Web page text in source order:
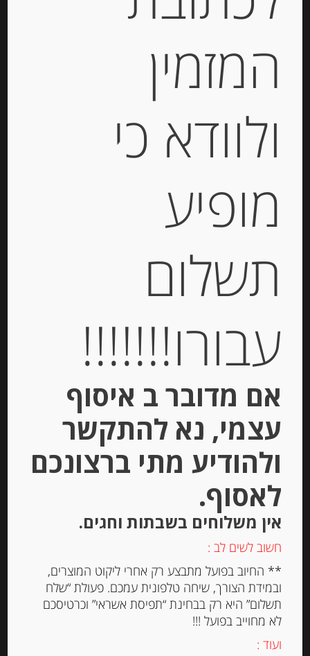
מחיר ל 100 מ"ל: 31.20 ש"ח
מחיר ל 100 מ"ל: 31.20 ש"ח
יחידות
הוספה לסל
₪49.00
מחיר ל 100 גרם: 19.60 ש"ח
מחיר ל 100 גרם: 19.60 ש"ח
המזמין
ולוודא כי
מופיע
תשלום
עבורו!!!!!!!
אם מדובר ב איסוף
עצמי, נא להתקשר
ולהודיע מתי ברצונכם
לאסוף.
אין משלוחים בשבתות וחגים.
חשוב לשים לב :
** החיוב בפועל מתבצע רק אחרי ליקוט המוצרים,
ובמידת הצורך, שיחה טלפונית עמכם. פעולת “שלח
תשלום” היא רק בבחינת “תפיסת אשראי” וכרטיסכם
לא מחוייב בפועל !!!
ועוד :